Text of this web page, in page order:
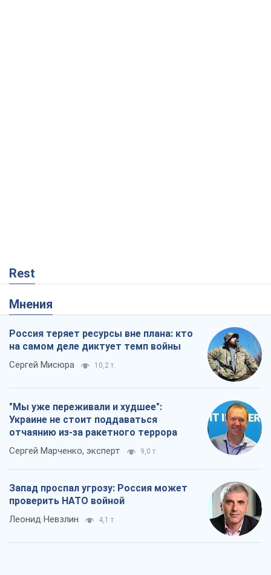
Rest
Мнения
Россия теряет ресурсы вне плана: кто
на самом деле диктует темп войны
Сергей Мисюра 10,2 т.
"Мы уже переживали и худшее":
Украине не стоит поддаваться
отчаянию из-за ракетного террора
Сергей Марченко, эксперт 9,0 т.
Запад проспал угрозу: Россия может
проверить НАТО войной
Леонид Невзлин 4,1 т.